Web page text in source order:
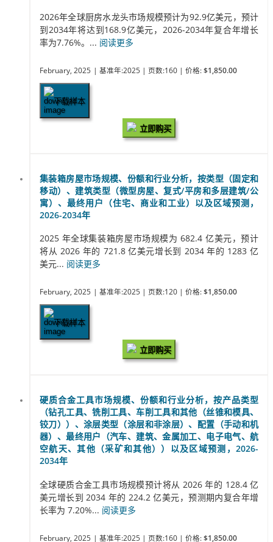
2026年全球厨房水龙头市场规模预计为92.9亿美元，预计
到2034年将达到168.9亿美元，2026-2034年复合年增长
率为7.76%。... 阅读更多
February, 2025 | 基准年:2025 | 页数:160 | 价格: $1,850.00
下载样本
立即购买
集装箱房屋市场规模、份额和行业分析，按类型（固定和
移动）、建筑类型（微型房屋、复式/平房和多层建筑/公
寓）、最终用户（住宅、商业和工业）以及区域预测，
2026-2034年
2025 年全球集装箱房屋市场规模为 682.4 亿美元，预计
将从 2026 年的 721.8 亿美元增长到 2034 年的 1283 亿
美元... 阅读更多
February, 2025 | 基准年:2025 | 页数:120 | 价格: $1,850.00
下载样本
立即购买
硬质合金工具市场规模、份额和行业分析，按产品类型
（钻孔工具、铣削工具、车削工具和其他（丝锥和模具、
铰刀））、涂层类型（涂层和非涂层）、配置（手动和机
器）、最终用户（汽车、建筑、金属加工、电子电气、航
空航天、其他（采矿和其他））以及区域预测，2026-
2034年
全球硬质合金工具市场规模预计将从 2026 年的 128.4 亿
美元增长到 2034 年的 224.2 亿美元，预测期内复合年增
长率为 7.20%... 阅读更多
February, 2025 | 基准年:2025 | 页数:160 | 价格: $1,850.00